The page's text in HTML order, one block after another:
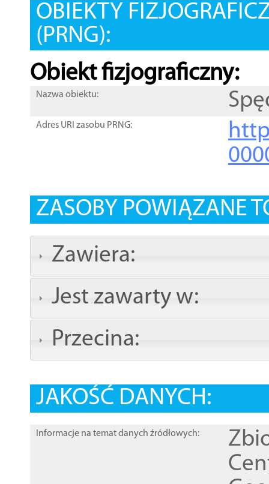
OBIEKTY
(PRNG):
Obiekt fizjograficzny:
Nazwa obiektu:
Adres URI zasobu PRNG:
ZASOBY POWIĄZANE
Zawiera:
Jest zawarty w:
Przecina:
JAKOŚĆ DANYCH:
Informacje na temat danych źródłowych: